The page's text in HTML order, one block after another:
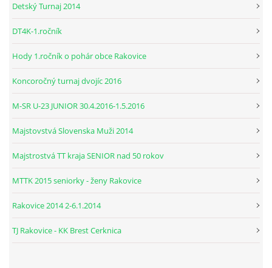
Detský Turnaj 2014
DT4K-1.ročník
Hody 1.ročník o pohár obce Rakovice
Koncoročný turnaj dvojíc 2016
M-SR U-23 JUNIOR 30.4.2016-1.5.2016
Majstovstvá Slovenska Muži 2014
Majstrostvá TT kraja SENIOR nad 50 rokov
MTTK 2015 seniorky - ženy Rakovice
Rakovice 2014 2-6.1.2014
TJ Rakovice - KK Brest Cerknica